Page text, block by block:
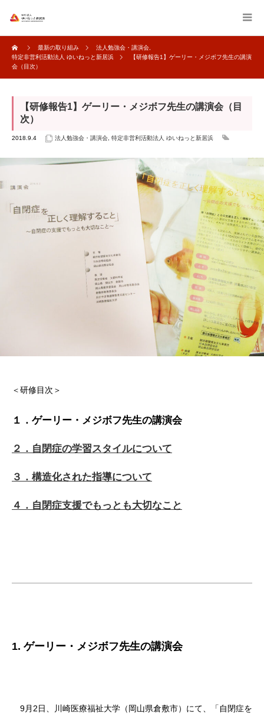
最新の取り組み 法人勉強会・講演会
特定非営利活動法人 ゆいねっと新居浜
【研修報告1】ゲーリー・メジボフ先生の講演
会（目次）
【研修報告1】ゲーリー・メジボフ先生の講演会（目
次）
2018.9.4 法人勉強会・講演会 特定非営利活動法人 ゆいねっと新居浜
＜研修目次＞
１．ゲーリー・メジボフ先生の講演会
２．自閉症の学習スタイルについて
３．構造化された指導について
４．自閉症支援でもっとも大切なこと
1. ゲーリー・メジボフ先生の講演会
9月2日、川崎医療福祉大学（岡山県倉敷市）にて、「自閉症を